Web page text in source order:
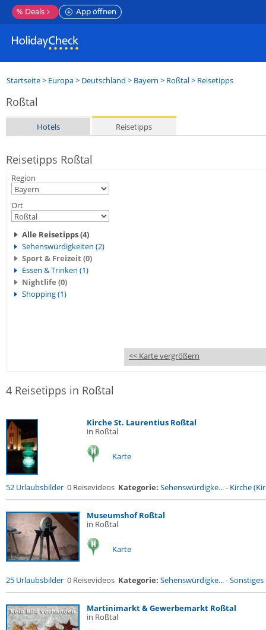
% Deals App öffnen
Startseite> Europa> Deutschland > Bayern > Roßtal> Reisetipps
Roßtal
Hotels Reisetipps
Reisetipps Roßtal
Region
Ort
Alle Reisetipps (4)
Sehenswürdigkeiten (2)
Sport & Freizeit (0)
Essen & Trinken (1)
Nightlife (0)
Shopping (1)
<< Karte vergrößern
4 Reisetipps in Roßtal
Kirche St. Laurentius Roßtal
in Roßtal
Karte
52 Urlaubsbilder 0 Reisevideos Kategorie: Sehenswürdigke...- Kirche
Museumshof Roßtal
in Roßtal
Karte
25 Urlaubsbilder 0 Reisevideos Kategorie: Sehenswürdigke...-
Martinimarkt & Gewerbemarkt Roßtal
in Roßtal